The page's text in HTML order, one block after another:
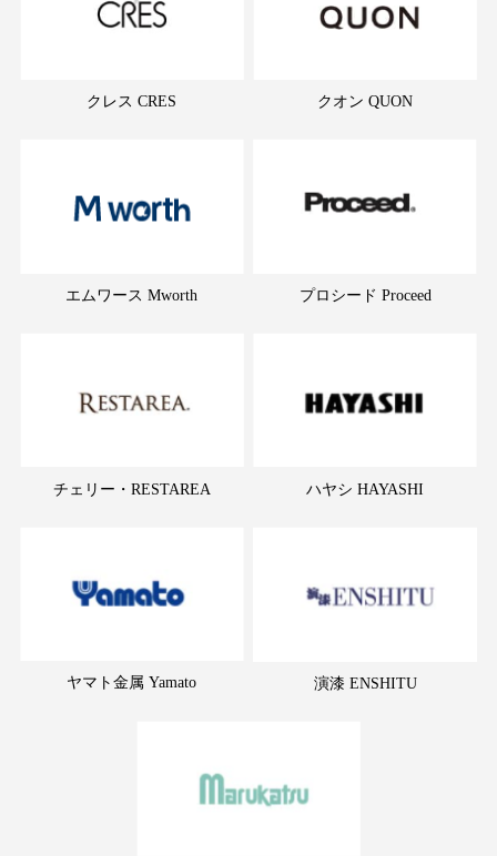
クレス CRES クオン QUON
エムワース Mworth プロシード Proceed
チェリー・RESTAREA ハヤシ HAYASHI
ヤマト金属 Yamato 演漆 ENSHITU